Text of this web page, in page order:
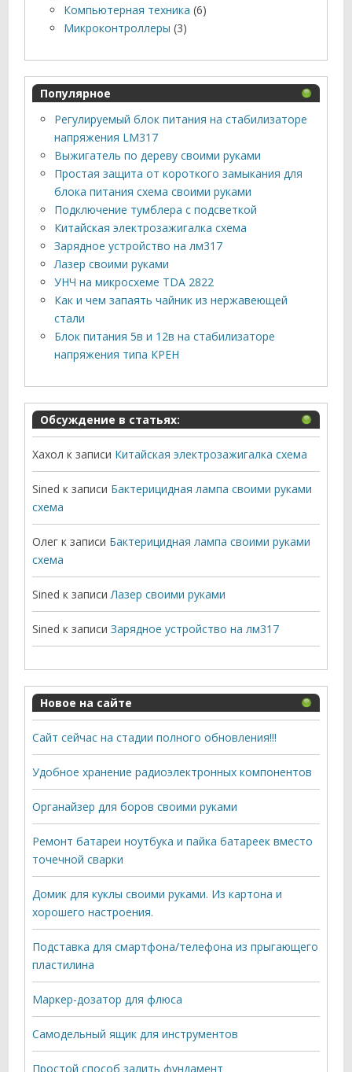
Компьютерная техника (6)
Микроконтроллеры (3)
Популярное
Регулируемый блок питания на стабилизаторе
напряжения LM317
Выжигатель по дереву своими руками
Простая защита от короткого замыкания для
блока питания схема своими руками
Подключение тумблера с подсветкой
Китайская электрозажигалка схема
Зарядное устройство на лм317
Лазер своими руками
УНЧ на микросхеме TDA 2822
Как и чем запаять чайник из нержавеющей
стали
Блок питания 5в и 12в на стабилизаторе
напряжения типа КРЕН
Обсуждение в статьях:
Хахол к записи Китайская электрозажигалка схема
Sined к записи Бактерицидная лампа своими руками
схема
Олег к записи Бактерицидная лампа своими руками
схема
Sined к записиЛазер своими руками
Sined к записиЗарядное устройство на лм317
Новое на сайте
Сайт сейчас на стадии полного обновления!!!
Удобное хранение радиоэлектронных компонентов
Органайзер для боров своими руками
Ремонт батареи ноутбука и пайка батареек вместо
точечной сварки
Домик для куклы своими руками. Из картона и
хорошего настроения.
Подставка для смартфона/телефона из прыгающего
пластилина
Маркер-дозатор для флюса
Самодельный ящик для инструментов
Простой способ залить фундамент